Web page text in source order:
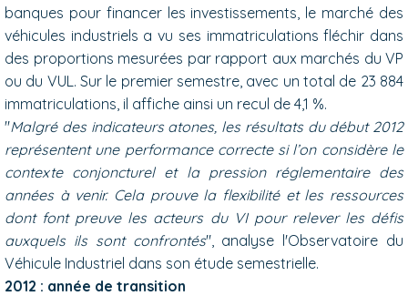
banques pour financer les investissements, le marché des
véhicules industriels a vu ses immatriculations fléchir dans
des proportions mesurées par rapport aux marchés du VP
ou du VUL. Sur le premier semestre, avec un total de 23 884
immatriculations, il affiche ainsi un recul de 4,1 %.
"Malgré des indicateurs atones, les résultats du début 2012
représentent une performance correcte si l’on considère le
contexte conjoncturel et la pression réglementaire des
années à venir. Cela prouve la flexibilité et les ressources
dont font preuve les acteurs du VI pour relever les défis
auxquels ils sont confrontés", analyse l'Observatoire du
Véhicule Industriel dans son étude semestrielle.
2012 : année de transition